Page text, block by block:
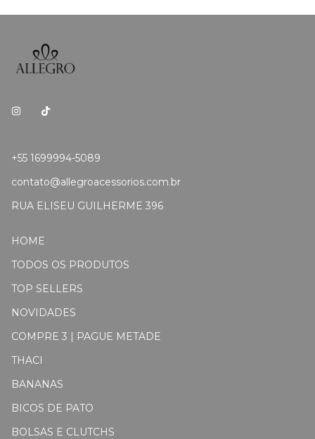
+55 1699994-5089
contato@allegroacessorios.com.br
RUA ELISEU GUILHERME 396
HOME
TODOS OS PRODUTOS
TOP SELLERS
NOVIDADES
COMPRE 3 | PAGUE METADE
THACI
BANANAS
BICOS DE PATO
BOLSAS E CLUTCHS